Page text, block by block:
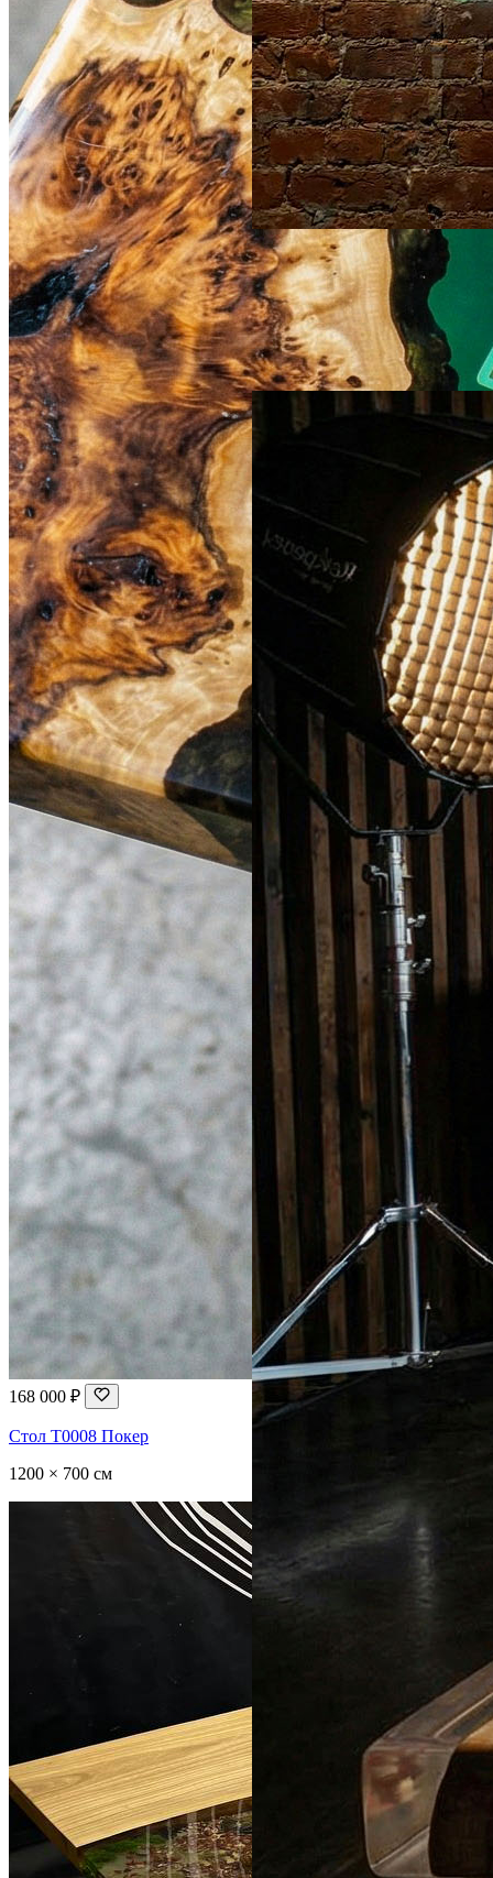
168 000 ₽
Стол T0008 Покер
1200 × 700 см
по запросу
Винные стеллажи из
азиатского карагача со
светодиодной лентой
Слэб без смолы